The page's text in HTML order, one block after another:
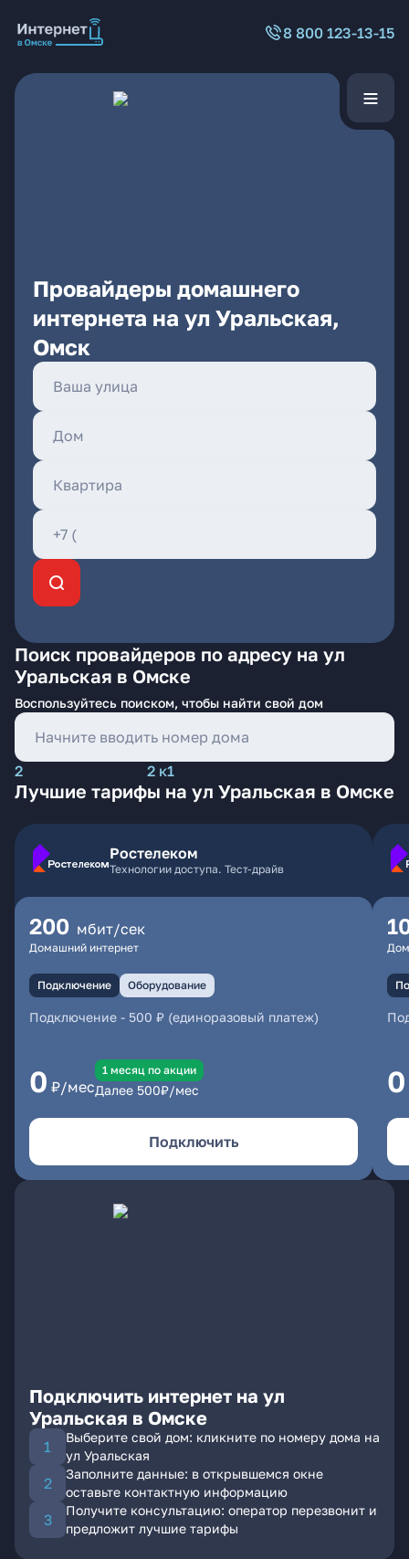
8 800 123-13-15
Провайдеры домашнего
интернета на ул Уральская,
Омск
Поиск провайдеров по адресу на ул
Уральская в Омске
Воспользуйтесь поиском, чтобы найти свой дом
2 2 к1
Лучшие тарифы на ул Уральская в Омске
Ростелеком
Технологии доступа. Тест-драйв
200 мбит/сек
Домашний интернет
Подключение Оборудование
Подключение - 500 ₽ (единоразовый платеж)
0 ₽/мес
1 месяц по акции
Далее 500₽/мес
Подключить
0
Подключить интернет на ул
Уральская в Омске
Выберите свой дом: кликните по номеру дома на
ул Уральская
Заполните данные: в открывшемся окне
оставьте контактную информацию
Получите консультацию: оператор перезвонит и
предложит лучшие тарифы